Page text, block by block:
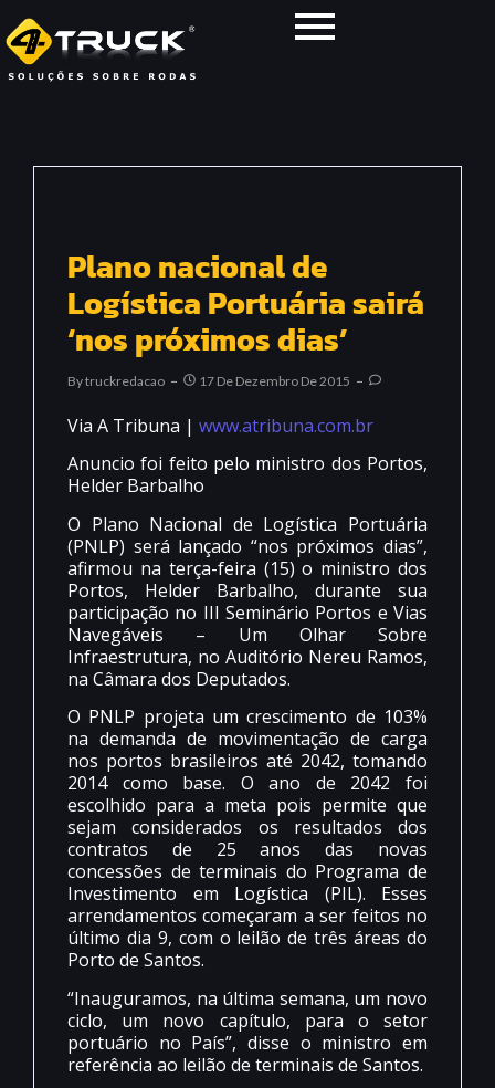
Plano nacional de
Logística Portuária sairá
‘nos próximos dias’
ByTruckredacao 17 De Dezembro De 2015
Via A Tribuna | www.atribuna.com.br
Anuncio foi feito pelo ministro dos Portos,
Helder Barbalho
O Plano Nacional de Logística Portuária
(PNLP) será lançado “nos próximos dias”,
afirmou na terça-feira (15) o ministro dos
Portos, Helder Barbalho, durante sua
participação no III Seminário Portos e Vias
Navegáveis – Um Olhar Sobre
Infraestrutura, no Auditório Nereu Ramos,
na Câmara dos Deputados.
O PNLP projeta um crescimento de 103%
na demanda de movimentação de carga
nos portos brasileiros até 2042, tomando
2014 como base. O ano de 2042 foi
escolhido para a meta pois permite que
sejam considerados os resultados dos
contratos de 25 anos das novas
concessões de terminais do Programa de
Investimento em Logística (PIL). Esses
arrendamentos começaram a ser feitos no
último dia 9, com o leilão de três áreas do
Porto de Santos.
“Inauguramos, na última semana, um novo
ciclo, um novo capítulo, para o setor
portuário no País”, disse o ministro em
referência ao leilão de terminais de Santos.